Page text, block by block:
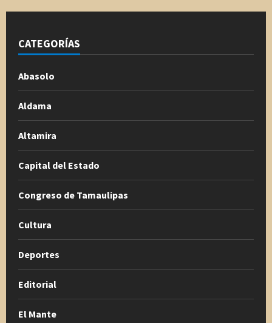
CATEGORÍAS
Abasolo
Aldama
Altamira
Capital del Estado
Congreso de Tamaulipas
Cultura
Deportes
Editorial
El Mante